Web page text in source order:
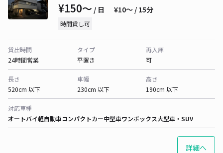
¥150〜 / 日 ¥10〜 / 15分
時間貸し可
貸出時間
24時間営業
タイプ
平置き
再入庫
可
長さ
520cm 以下
車幅
230cm 以下
高さ
190cm 以下
対応車種
オートバイ軽自動車コンパクトカー中型車ワンボックス大型車・SUV
詳細へ